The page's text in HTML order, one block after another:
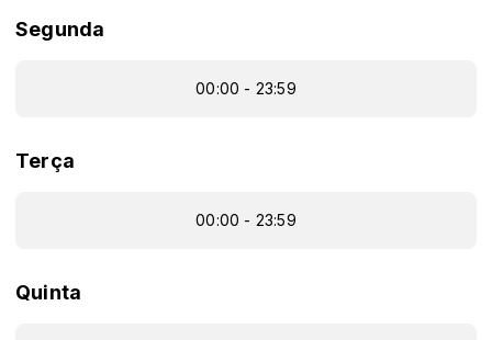
Segunda
00:00 - 23:59
Terça
00:00 - 23:59
Quinta